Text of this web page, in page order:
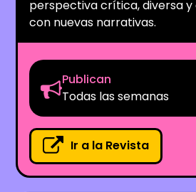
perspectiva crítica, diversa
con nuevas narrativas.
Publican
Todas las semanas
Ir a la Revista